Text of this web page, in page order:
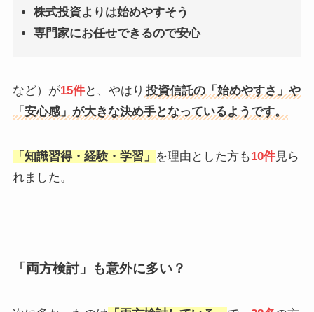
株式投資よりは始めやすそう
専門家にお任せできるので安心
など）が15件と、やはり 投資信託の「始めやすさ」や
「安心感」が大きな決め手となっているようです。
「知識習得・経験・学習」 を理由とした方も10件見ら
れました。
「両方検討」も意外に多い？